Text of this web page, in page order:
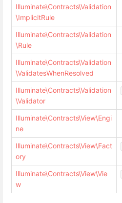
Illuminate\Contracts\Validation
\ImplicitRule
Illuminate\Contracts\Validation
\Rule
Illuminate\Contracts\Validation
\ValidatesWhenResolved
Illuminate\Contracts\Validation
\Validator
Illuminate\Contracts\View\Engi
ne
Illuminate\Contracts\View\Fact
ory
Illuminate\Contracts\View\Vie
w